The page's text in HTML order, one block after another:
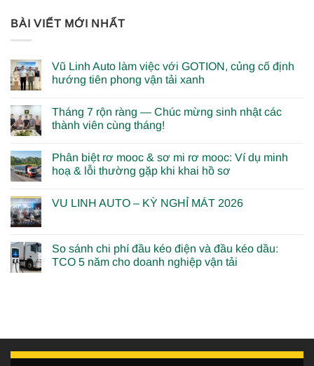
BÀI VIẾT MỚI NHẤT
Vũ Linh Auto làm việc với GOTION, củng cố định
hướng tiên phong vận tải xanh
Tháng 7 rộn ràng — Chúc mừng sinh nhật các
thành viên cùng tháng!
Phân biệt rơ mooc & sơ mi rơ mooc: Ví dụ minh
hoạ & lỗi thường gặp khi khai hồ sơ
VU LINH AUTO – KỲ NGHỈ MÁT 2026
So sánh chi phí đầu kéo điện và đầu kéo dầu:
TCO 5 năm cho doanh nghiệp vận tải